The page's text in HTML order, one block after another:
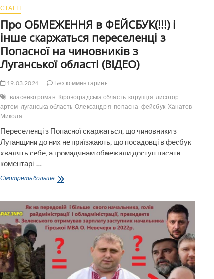
СТАТТІ
Про ОБМЕЖЕННЯ в ФЕЙСБУК(!!!) і
інше скаржаться переселенці з
Попасної на чиновників з
Луганської області (ВІДЕО)
19.03.2024
Без комментариев
власенко роман Кіровоградська область корупція лисогор
артем луганська область Олександрія попасна фейсбук Ханатов
Микола
Переселенці з Попасної скаржаться, що чиновники з
Луганщини до них не приїзжають, що посадовці в фесбук
хвалять себе, а громадянам обмежили доступ писати
коментарі і…
Смотреть большеПро
ФЕЙСБУК(!!!)
і
інше
скаржаться
переселенці
з
Попасної
на
чиновників